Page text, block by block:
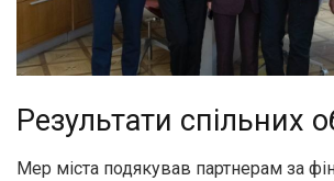
Результати спільних
Мер міста подякував партнерам за